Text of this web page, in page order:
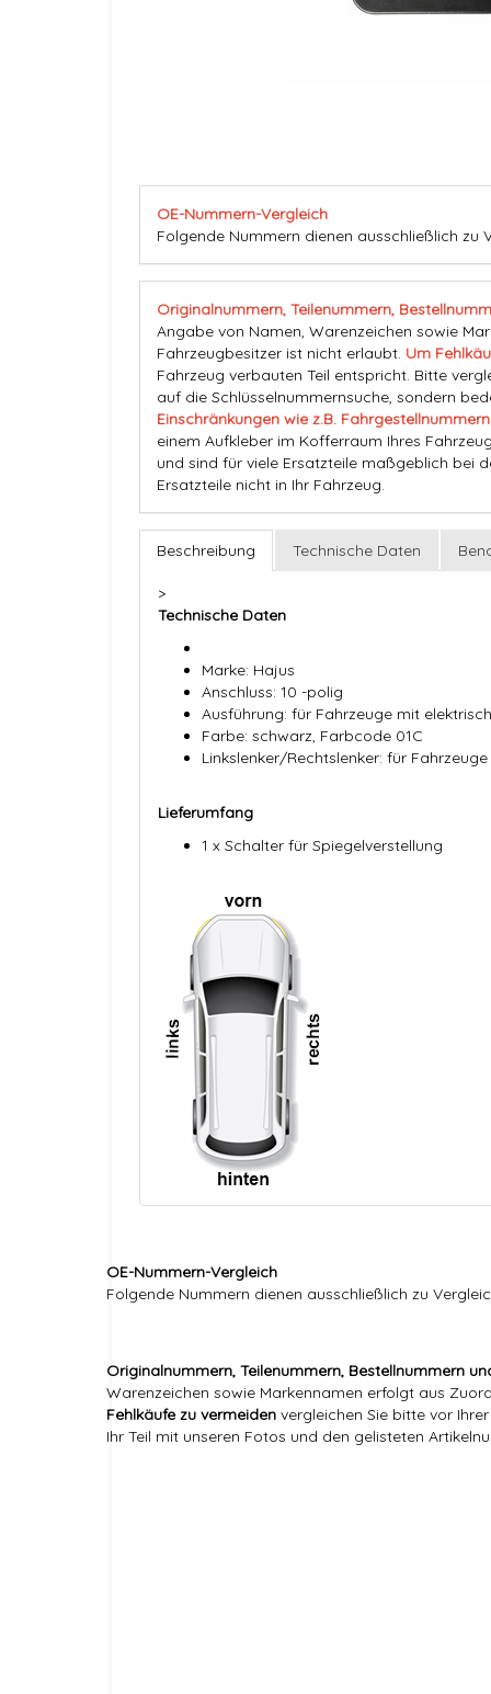
OE-Nummern-Vergleich
Folgende Nummern dienen ausschließlich zu
Originalnummern, Teilenummern,
Angabe von Namen, Warenzeichen sowie
Fahrzeugbesitzer ist nicht erlaubt. Um
Fahrzeug verbauten Teil entspricht. Bitte
auf die Schlüsselnummernsuche, sondern
Einschränkungen wie z.B.
einem Aufkleber im Kofferraum Ihres
und sind für viele Ersatzteile maßgeblich bei
Ersatzteile nicht in Ihr Fahrzeug.
Beschreibung Technische Daten
>
Technische Daten
Marke: Hajus
Anschluss: 10 -polig
Ausführung: für Fahrzeuge mit
Farbe: schwarz, Farbcode 01C
Linkslenker/Rechtslenker: für
Lieferumfang
1 x Schalter für Spiegelverstellung
OE-Nummern-Vergleich
Folgende Nummern dienen ausschließlich zu
Originalnummern, Teilenummern, Bestellnummern
Warenzeichen sowie Markennamen erfolgt aus
Fehlkäufe zu vermeiden vergleichen Sie bitte vor
Ihr Teil mit unseren Fotos und den gelisteten